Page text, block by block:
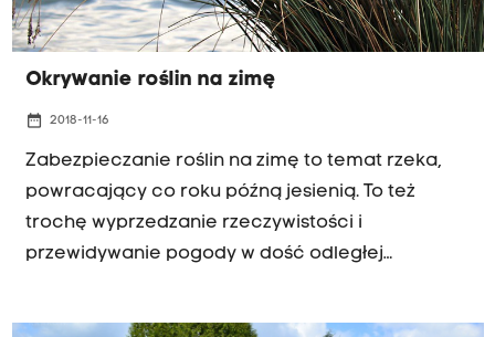
Okrywanie roślin na zimę
date_range 2018-11-16
Zabezpieczanie roślin na zimę to temat rzeka,
powracający co roku późną jesienią. To też
trochę wyprzedzanie rzeczywistości i
przewidywanie pogody w dość odległej